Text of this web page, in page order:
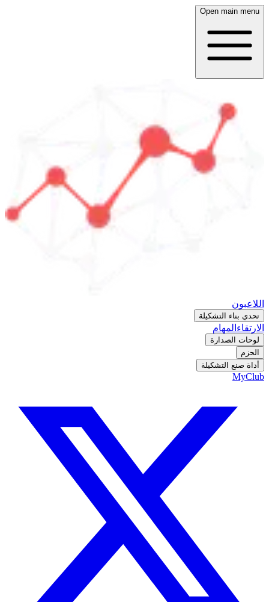
Open main menu
اللاعبون
تحدي بناء التشكيلة
الارتقاء المهام
لوحات الصدارة
الحزم
أداة صنع التشكيلة
MyClub